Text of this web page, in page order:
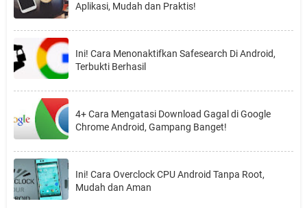
Aplikasi, Mudah dan Praktis!
Ini! Cara Menonaktifkan Safesearch Di Android,
Terbukti Berhasil
4+ Cara Mengatasi Download Gagal di Google
Chrome Android, Gampang Banget!
Ini! Cara Overclock CPU Android Tanpa Root,
Mudah dan Aman